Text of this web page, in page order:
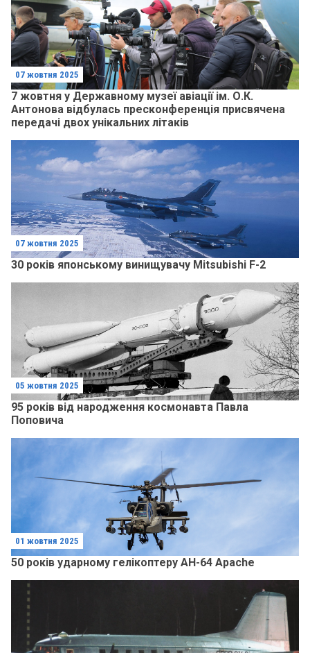
07 жовтня 2025
7 жовтня у Державному музеї авіації ім. О.К.
Антонова відбулась пресконференція присвячена
передачі двох унікальних літаків
07 жовтня 2025
30 років японському винищувачу Mitsubishi F-2
05 жовтня 2025
95 років від народження космонавта Павла
Поповича
01 жовтня 2025
50 років ударному гелікоптеру AH-64 Apache